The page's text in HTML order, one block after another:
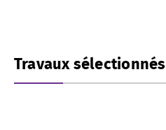
Travaux sélectionnés